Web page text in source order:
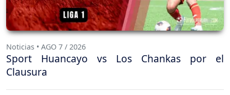
Noticias • AGO 7 / 2026
Sport Huancayo vs Los Chankas por el
Clausura